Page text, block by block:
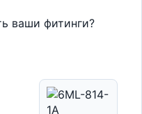
ваши фитинги?